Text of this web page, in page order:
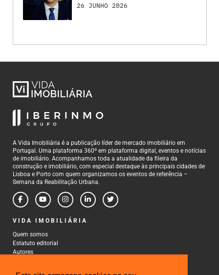
26 JUNHO 2026
A Vida Imobiliária é a publicação líder de mercado imobiliário em
Portugal. Uma plataforma 360º em plataforma digital, eventos e notícias
de imobiliário. Acompanhamos toda a atualidade da fileira da
construção e imobiliário, com especial destaque às principais cidades de
Lisboa e Porto com quem organizamos os eventos de referência –
Semana da Reabilitação Urbana.
VIDA IMOBILIÁRIA
Quem somos
Estatuto editorial
Autores